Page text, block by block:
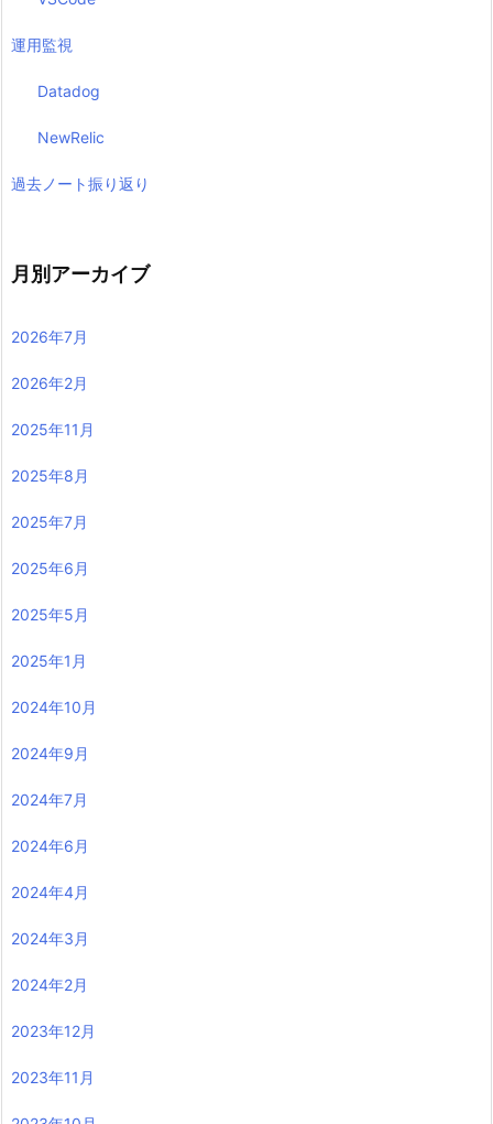
運用監視
Datadog
NewRelic
過去ノート振り返り
月別アーカイブ
2026年7月
2026年2月
2025年11月
2025年8月
2025年7月
2025年6月
2025年5月
2025年1月
2024年10月
2024年9月
2024年7月
2024年6月
2024年4月
2024年3月
2024年2月
2023年12月
2023年11月